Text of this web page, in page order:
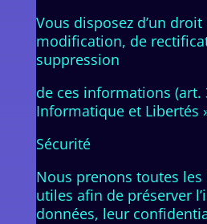
Vous disposez d’un droit
modification, de
suppression
de ces informations (art.
Informatique et Libertés
Sécurité
Nous prenons toutes
utiles afin de préserver
données, leur